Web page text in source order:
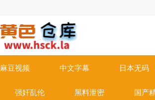
麻豆视频 中文字幕 日本无码
强奸乱伦 黑料泄密 国产